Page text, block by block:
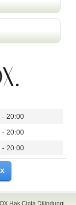
- 20:00
- 20:00
- 20:00
Hak Cipta Dilindungi